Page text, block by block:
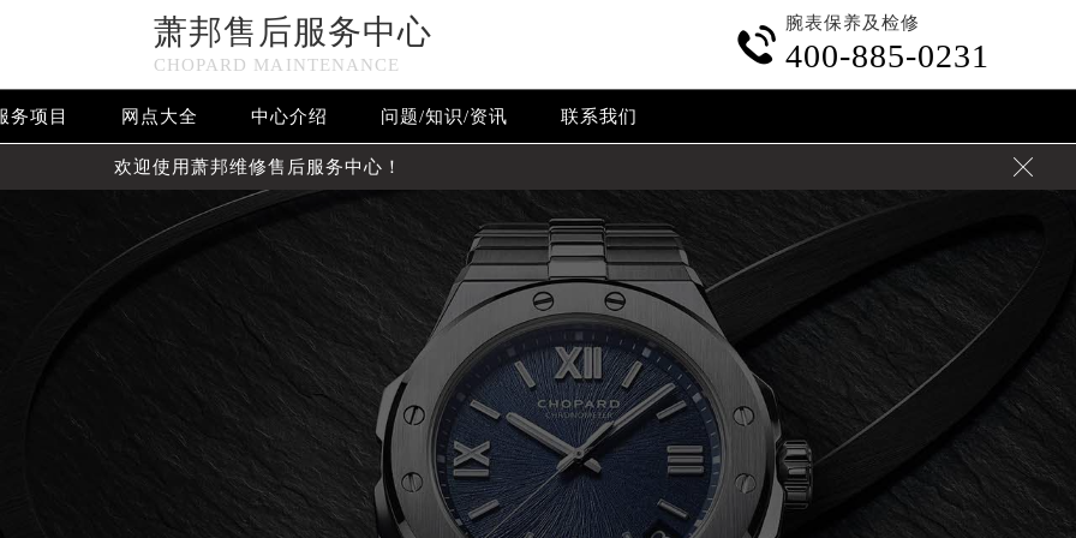
萧邦售后服务中心
CHOPARD MAINTENANCE

腕表保养及检修
400-885-0231
务项目 网点大全 中心介绍 问题/知识/资讯 联系我们
欢迎使用萧邦维修售后服务中心！ 